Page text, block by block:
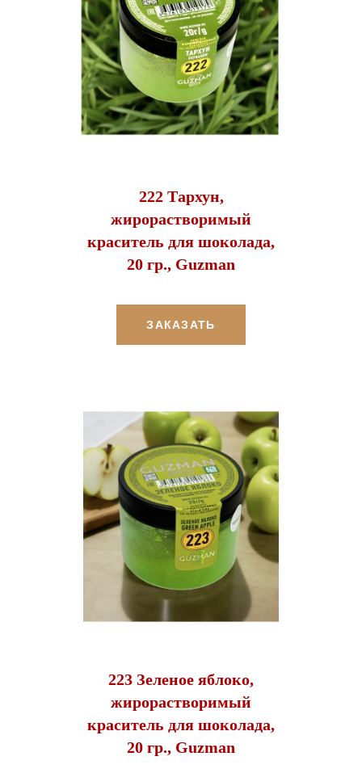
222 Тархун,
жирорастворимый
краситель для шоколада,
20 гр., Guzman
ЗАКАЗАТЬ
223 Зеленое яблоко,
жирорастворимый
краситель для шоколада,
20 гр., Guzman